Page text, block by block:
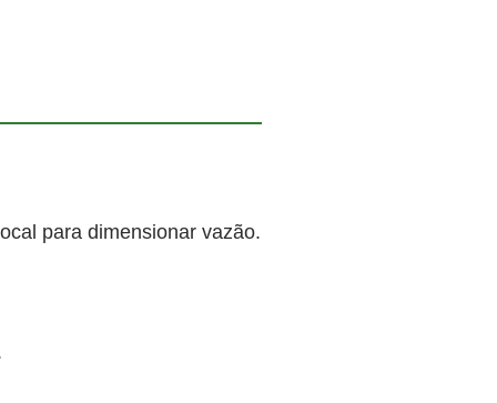
para dimensionar vazão.